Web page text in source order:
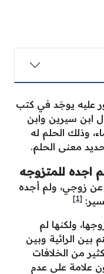
عليه يوجَد في كتب
ابن سيرين وابن
وذلك الحلم له
معنى الحلم.
للمتزوجه
زوجي، ولم أجده
[1]
ولكنها لم
بين الرائية وبين
من الخلافات
علامة على عدم